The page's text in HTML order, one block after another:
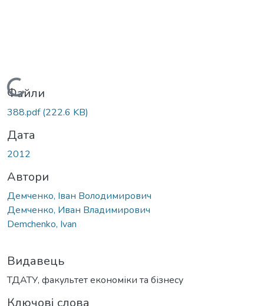
Вантажиться...
Файли
388.pdf(222.6 KB)
Дата
2012
Автори
Демченко, Іван Володимирович
Демченко, Иван Владимирович
Demchenko, Ivan
Видавець
ТДАТУ, факультет економіки та бізнесу
Ключові слова